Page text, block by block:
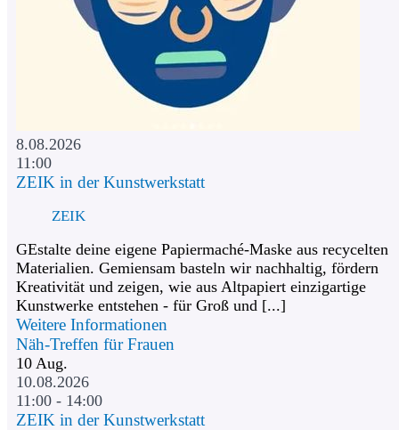
8.08.2026
11:00
ZEIK in der Kunstwerkstatt
ZEIK
GEstalte deine eigene Papiermaché-Maske aus recycelten
Materialien. Gemiensam basteln wir nachhaltig, fördern
Kreativität und zeigen, wie aus Altpapiert einzigartige
Kunstwerke entstehen - für Groß und [...]
Weitere Informationen
Näh-Treffen für Frauen
10 Aug.
10.08.2026
11:00 - 14:00
ZEIK in der Kunstwerkstatt